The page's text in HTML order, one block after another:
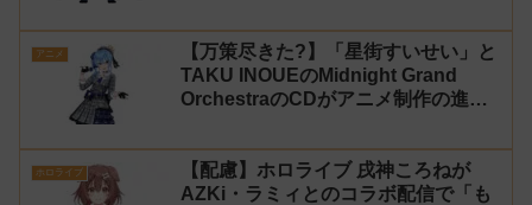
アニメ
【万策尽きた?】「星街すいせい」と
TAKU INOUEのMidnight Grand
OrchestraのCDがアニメ制作の進行
ホロライブ
【配慮】ホロライブ 戌神ころねが
AZKi・ラミィとのコラボ配信で「も